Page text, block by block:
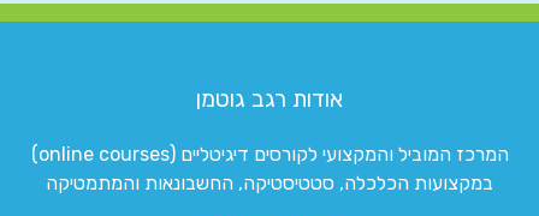
אודות רגב גוטמן
המרכז המוביל והמקצועי לקורסים דיגיטליים (online courses)
במקצועות הכלכלה, סטטיסטיקה, החשבונאות והמתמטיקה